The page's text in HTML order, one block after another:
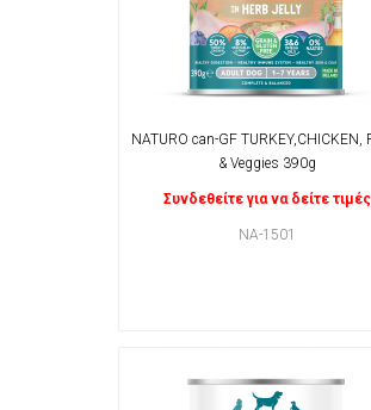
NATURO can-GF TURKEY,CHICKEN,
& Veggies 390g
Συνδεθείτε για να δείτε τιμές
NA-1501